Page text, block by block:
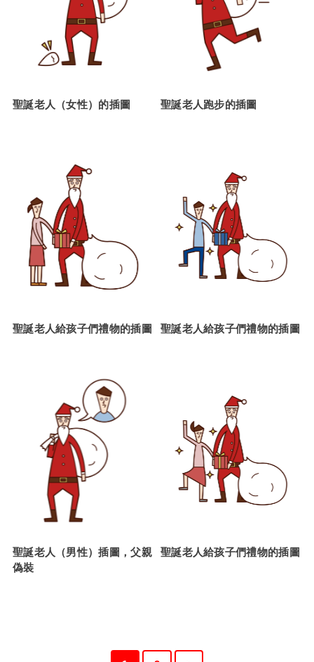
聖誕老人（女性）的插圖 聖誕老人跑步的插圖
聖誕老人給孩子們禮物的插圖 聖誕老人給孩子們禮物的插圖
聖誕老人（男性）插圖，父親
偽裝
聖誕老人給孩子們禮物的插圖